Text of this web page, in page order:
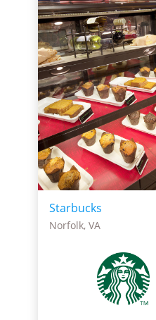
Starbucks
Norfolk, VA